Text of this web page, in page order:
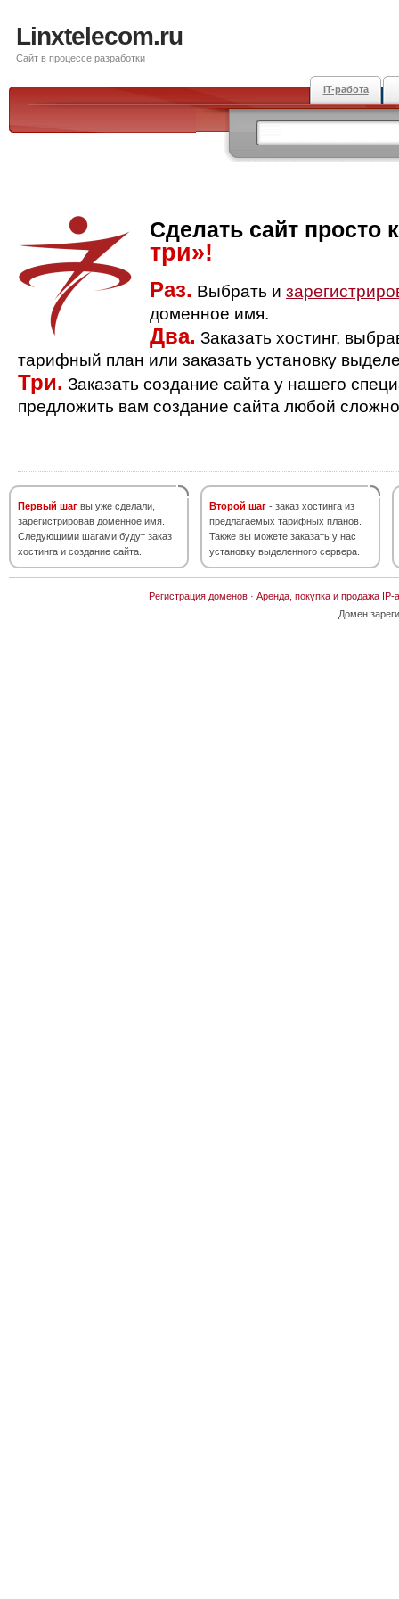
Linxtelecom.ru
Сайт в процессе разработки
IT-работа
Сделать сайт просто
три»!
Раз. Выбрать и
доменное имя.
Два. Заказать хостинг,
тарифный план или заказать установку
Три. Заказать создание сайта у нашего
предложить вам создание сайта любой
Первый шаг вы уже сделали,
зарегистрировав доменное имя.
Следующими шагами будут заказ
хостинга и создание сайта.
Второй шаг - заказ хостинга из
предлагаемых тарифных планов.
Также вы можете заказать у нас
установку выделенного сервера.
Регистрация доменов· Аренда, покупка и продажа IP-
Домен